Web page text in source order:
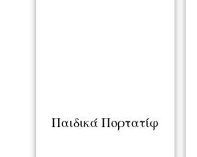
Παιδικά Πορτατίφ